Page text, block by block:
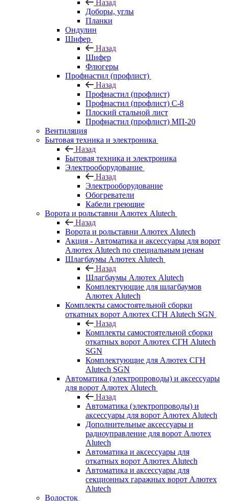
Назад
Доборы, углы
Планки
Ондулин
Шифер
Назад
Шифер
Флюгеры
Профнастил (профлист)
Назад
Профнастил (профлист)
Профнастил (профлист) С-8
Плоский стальной лист
Профнастил (профлист) МП-20
Вентиляция
Бытовая техника и электроника
Назад
Бытовая техника и электроника
Электрооборудование
Назад
Электрооборудование
Обогреватели
Кабели греющие
Ворота и рольставни Алютех Alutech
Назад
Ворота и рольставни Алютех Alutech
Акция - Автоматика и аксессуары для ворот
Алютех Alutech по специальным ценам
Шлагбаумы Алютех Alutech
Назад
Шлагбаумы Алютех Alutech
Комплектующие для шлагбаумов
Алютех Alutech
Комплекты самостоятельной сборки
откатных ворот Алютех СГН Alutech SGN
Назад
Комплекты самостоятельной сборки
откатных ворот Алютех СГН Alutech
SGN
Комплектующие для Алютех СГН
Alutech SGN
Автоматика (электропроводы) и аксессуары
для ворот Алютех Alutech
Назад
Автоматика (электропроводы) и
аксессуары для ворот Алютех Alutech
Дополнительные аксессуары и
радиоуправление для ворот Алютех
Alutech
Автоматика и аксессуары для
откатных ворот Алютех Alutech
Автоматика и аксессуары для
секционных гаражных ворот Алютех
Alutech
Водосток